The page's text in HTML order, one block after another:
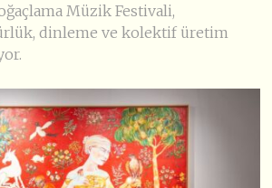
Müzik Festivali,
dinleme ve kolektif üretim